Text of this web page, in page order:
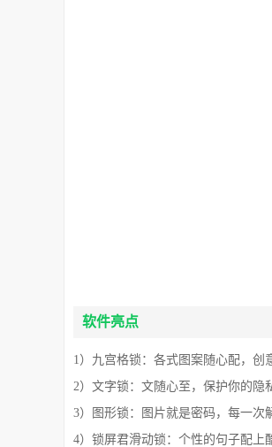
软件亮点
1）九宫格锁：各式图案随心配，创
2）文字锁：文随心至，保护你的隐
3）图形锁：图片就是密码，每一次
4）锁屏君滑动锁：个性的句子配上